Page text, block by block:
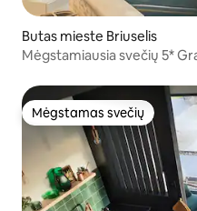
Butas mieste Briuselis
Mėgstamiausia svečių 5*
Mėgstamas svečių
Mėgstamas svečių